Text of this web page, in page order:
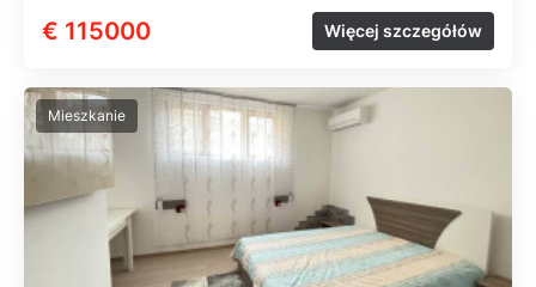
€ 115000 Więcej szczegółów
Mieszkanie